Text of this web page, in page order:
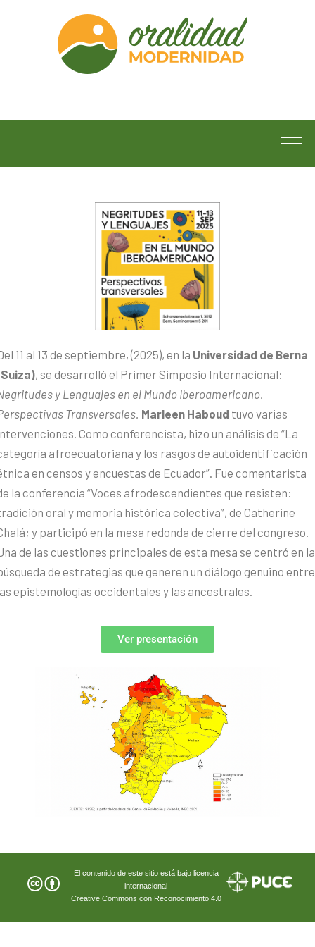
11 al 13 de septiembre, (2025), en la Universidad de Berna
, se desarrolló el Primer Simposio Internacional:
y Lenguajes en el Mundo Iberoamericano.
Transversales. Marleen Haboud tuvo varias
Como conferencista, hizo un análisis de “La
afroecuatoriana y los rasgos de autoidentificación
en censos y encuestas de Ecuador”. Fue comentarista
la conferencia “Voces afrodescendientes que resisten:
oral y memoria histórica colectiva”, de Catherine
y participó en la mesa redonda de cierre del congreso.
de las cuestiones principales de esta mesa se centró en la
de estrategias que generen un diálogo genuino entre
epistemologías occidentales y las ancestrales.
Ver presentación
El contenido de este sitio está bajo licencia
internacional
Creative Commons con Reconocimiento 4.0